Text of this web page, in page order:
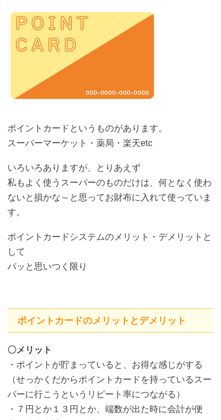
ポイントカードというものがあります。
スーパーマーケット・薬局・楽天etc
いろいろありますが、とりあえず
私もよく使うスーパーのものだけは、何となく使わ
ないと損かな～と思ってお財布に入れて使っていま
す。
ポイントカードシステムのメリット・デメリットと
して
パッと思いつく限り
ポイントカードのメリットとデメリット
〇メリット
・ポイントが貯まっていると、お得な感じがする
（せっかくだからポイントカードを持っているスー
パーに行こうというリピート率につながる）
・７円とか１３円とか、端数が出た時に会計が便